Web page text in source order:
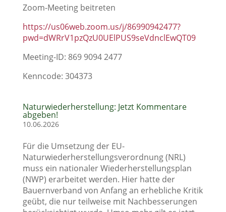
Zoom-Meeting beitreten
https://us06web.zoom.us/j/86990942477?
pwd=dWRrV1pzQzU0UElPUS9seVdnclEwQT09
Meeting-ID: 869 9094 2477
Kenncode: 304373
Naturwiederherstellung: Jetzt Kommentare
abgeben!
10.06.2026
Für die Umsetzung der EU-
Naturwiederherstellungsverordnung (NRL)
muss ein nationaler Wiederherstellungsplan
(NWP) erarbeitet werden. Hier hatte der
Bauernverband von Anfang an erhebliche Kritik
geübt, die nur teilweise mit Nachbesserungen